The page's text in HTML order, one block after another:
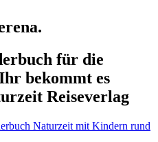
für die
bekommt es
Reiseverlag